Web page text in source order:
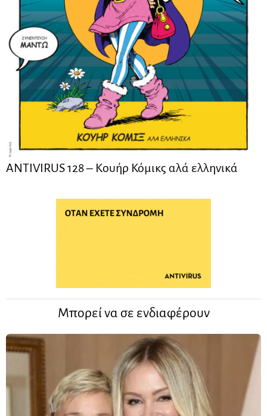
ANTIVIRUS 128 – Kουήρ Κόμικς αλά ελληνικά
Μπορεί να σε ενδιαφέρουν